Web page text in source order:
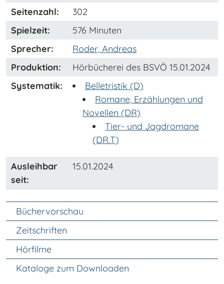
Seitenzahl:
302
Spielzeit:
576 Minuten
Sprecher:
Roder, Andreas
Produktion:
Hörbücherei des BSVÖ 15.01.2024
Systematik:
Belletristik (D)
Romane, Erzählungen und
Novellen (DR)
Tier- und Jagdromane
(DR.T)
Ausleihbar
seit:
15.01.2024
Unter Navigation
Büchervorschau
Zeitschriften
Hörfilme
Kataloge zum Downloaden